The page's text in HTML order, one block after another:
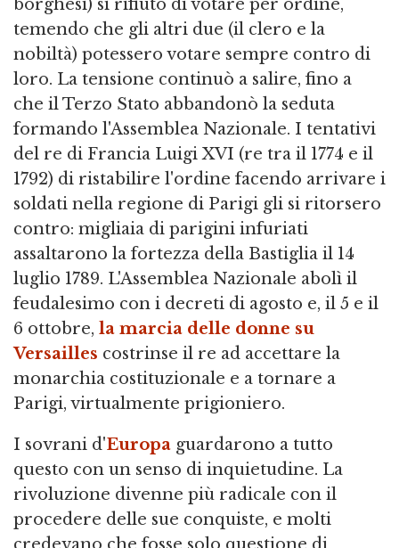
borghesi) si rifiutò di votare per ordine,
temendo che gli altri due (il clero e la
nobiltà) potessero votare sempre contro di
loro. La tensione continuò a salire, fino a
che il Terzo Stato abbandonò la seduta
formando l'Assemblea Nazionale. I tentativi
del re di Francia Luigi XVI (re tra il 1774 e il
1792) di ristabilire l'ordine facendo arrivare i
soldati nella regione di Parigi gli si ritorsero
contro: migliaia di parigini infuriati
assaltarono la fortezza della Bastiglia il 14
luglio 1789. L'Assemblea Nazionale abolì il
feudalesimo con i decreti di agosto e, il 5 e il
6 ottobre, la marcia delle donne su
Versailles costrinse il re ad accettare la
monarchia costituzionale e a tornare a
Parigi, virtualmente prigioniero.
I sovrani d'Europa guardarono a tutto
questo con un senso di inquietudine. La
rivoluzione divenne più radicale con il
procedere delle sue conquiste, e molti